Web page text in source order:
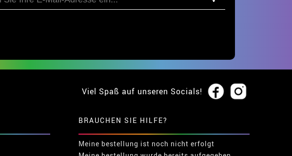
Viel Spaß auf unseren Socials!
BRAUCHEN SIE HILFE?
Meine bestellung ist noch nicht erfolgt